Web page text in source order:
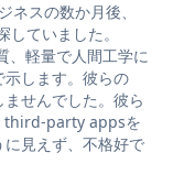
スの数か月後、
ていました。
軽量で人間工学に
します。彼らの
せんでした。彼ら
third-party appsを
見えず、不格好で